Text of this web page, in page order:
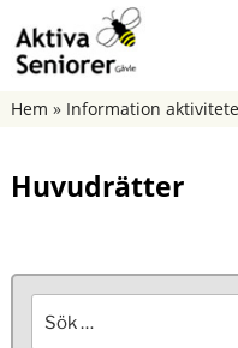
till
innehåll
AKTIVA
Hem » Information
Huvudrätter
efter: